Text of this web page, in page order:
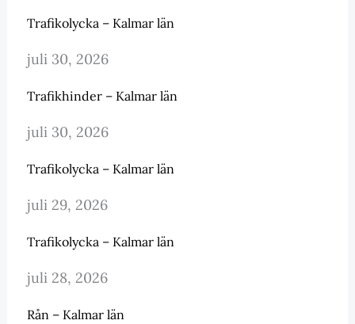
Trafikolycka – Kalmar län
juli 30, 2026
Trafikhinder – Kalmar län
juli 30, 2026
Trafikolycka – Kalmar län
juli 29, 2026
Trafikolycka – Kalmar län
juli 28, 2026
Rån – Kalmar län